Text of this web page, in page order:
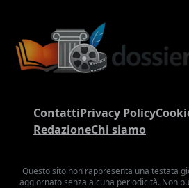
ContattiPrivacy Policy
RedazioneChi siamo
Questo sito non rappresenta una testata
aggiornato senza alcuna periodicità. Non